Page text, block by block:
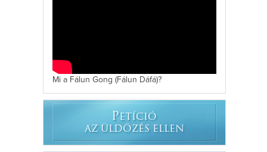
Mi a Fálun Gong (Fálun Dáfá)?
PETÍCIÓ
AZ ÜLDÖZÉS ELLEN